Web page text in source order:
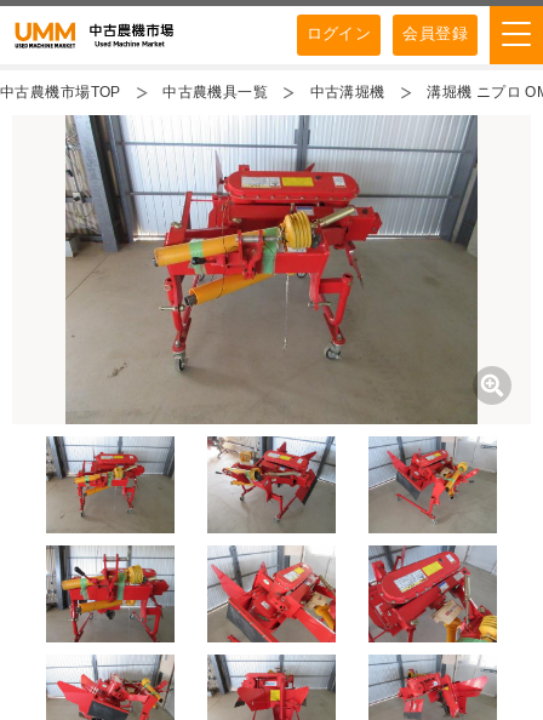
ログイン 会員登録
中古農機市場TOP 中古農機具一覧 中古溝堀機 溝堀機 ニプロ